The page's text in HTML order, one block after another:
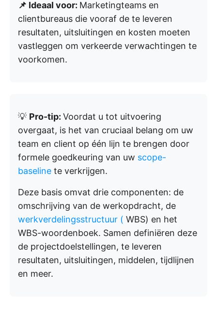
📌 Ideaal voor: Marketingteams en
clientbureaus die vooraf de te leveren
resultaten, uitsluitingen en kosten moeten
vastleggen om verkeerde verwachtingen te
voorkomen.
💡 Pro-tip: Voordat u tot uitvoering
overgaat, is het van cruciaal belang om uw
team en client op één lijn te brengen door
formele goedkeuring van uw scope-
baseline te verkrijgen.
Deze basis omvat drie componenten: de
omschrijving van de werkopdracht, de
werkverdelingsstructuur ( WBS) en het
WBS-woordenboek. Samen definiëren deze
de projectdoelstellingen, te leveren
resultaten, uitsluitingen, middelen, tijdlijnen
en meer.